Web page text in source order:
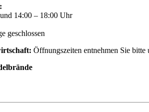
14:00 – 18:00 Uhr
geschlossen
Öffnungszeiten entnehmen Sie bitte